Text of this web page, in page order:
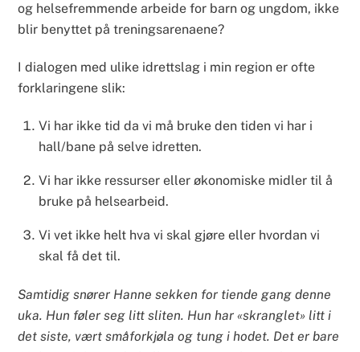
og helsefremmende arbeide for barn og ungdom, ikke
blir benyttet på treningsarenaene?
I dialogen med ulike idrettslag i min region er ofte
forklaringene slik:
Vi har ikke tid da vi må bruke den tiden vi har i
hall/bane på selve idretten.
Vi har ikke ressurser eller økonomiske midler til å
bruke på helsearbeid.
Vi vet ikke helt hva vi skal gjøre eller hvordan vi
skal få det til.
Samtidig snører Hanne sekken for tiende gang denne
uka. Hun føler seg litt sliten. Hun har «skranglet» litt i
det siste, vært småforkjøla og tung i hodet. Det er bare